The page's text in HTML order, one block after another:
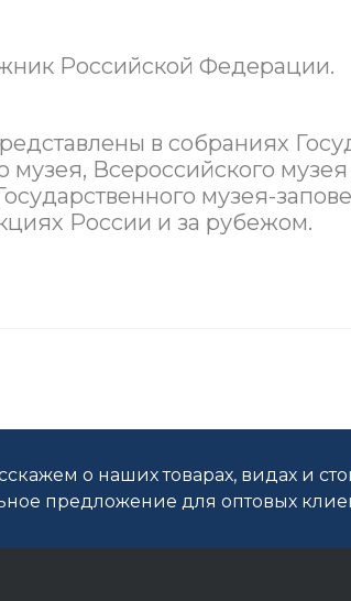
Российской Федерации.
в собраниях
музея, Всероссийского
музея-
России и за рубежом.
о наших товарах, видах и
предложение для оптовых